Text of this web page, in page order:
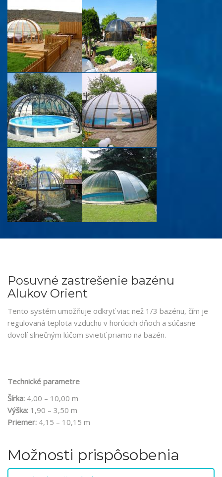
Posuvné zastrešenie bazénu
Alukov Orient
Tento systém umožňuje odkryť viac než 1/3 bazénu, čím je
regulovaná teplota vzduchu v horúcich dňoch a súčasne
dovolí slnečným lúčom svietiť priamo na bazén.
Technické parametre
Šírka: 4,00 – 10,00 m
Výška: 1,90 – 3,50 m
Priemer: 4,15 – 10,15 m
Možnosti prispôsobenia